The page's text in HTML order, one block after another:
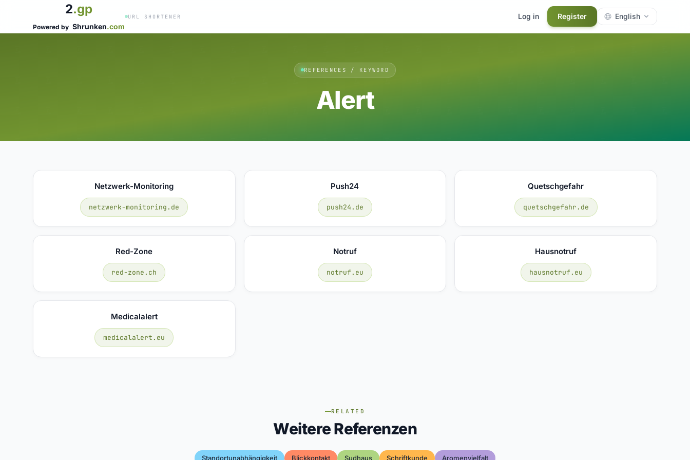
2.gp
Powered by Shrunken.com
URL SHORTENER Log in Register English
REFERENCES / KEYWORD
Alert
Netzwerk-Monitoring
netzwerk-monitoring.de
Push24
push24.de
Quetschgefahr
quetschgefahr.de
Red-Zone
red-zone.ch
Notruf
notruf.eu
Hausnotruf
hausnotruf.eu
Medicalalert
medicalalert.eu
RELATED
Weitere Referenzen
Standortunabhängigkeit Blickkontakt Sudhaus Schriftkunde Aromenvielfalt